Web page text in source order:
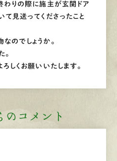
わりの際に施主が玄関ドア
見送ってくださったこと
のでしょうか。
。
しくお願いいたします。
のコメント